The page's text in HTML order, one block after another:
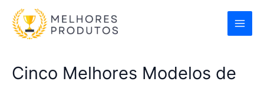
para
Cinco Melhores Modelos de